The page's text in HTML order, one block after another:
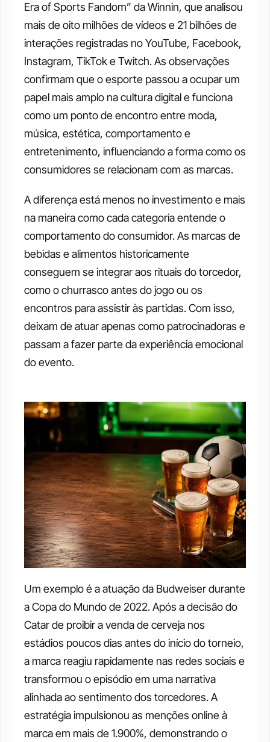
Era of Sports Fandom” da Winnin, que analisou
mais de oito milhões de vídeos e 21 bilhões de
interações registradas no YouTube, Facebook,
Instagram, TikTok e Twitch. As observações
confirmam que o esporte passou a ocupar um
papel mais amplo na cultura digital e funciona
como um ponto de encontro entre moda,
música, estética, comportamento e
entretenimento, influenciando a forma como os
consumidores se relacionam com as marcas.
A diferença está menos no investimento e mais
na maneira como cada categoria entende o
comportamento do consumidor. As marcas de
bebidas e alimentos historicamente
conseguem se integrar aos rituais do torcedor,
como o churrasco antes do jogo ou os
encontros para assistir às partidas. Com isso,
deixam de atuar apenas como patrocinadoras e
passam a fazer parte da experiência emocional
do evento.
Um exemplo é a atuação da Budweiser durante
a Copa do Mundo de 2022. Após a decisão do
Catar de proibir a venda de cerveja nos
estádios poucos dias antes do início do torneio,
a marca reagiu rapidamente nas redes sociais e
transformou o episódio em uma narrativa
alinhada ao sentimento dos torcedores. A
estratégia impulsionou as menções online à
marca em mais de 1.900%, demonstrando o